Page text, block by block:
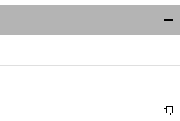
ウ
ィ
ン
ウ
開
く
新